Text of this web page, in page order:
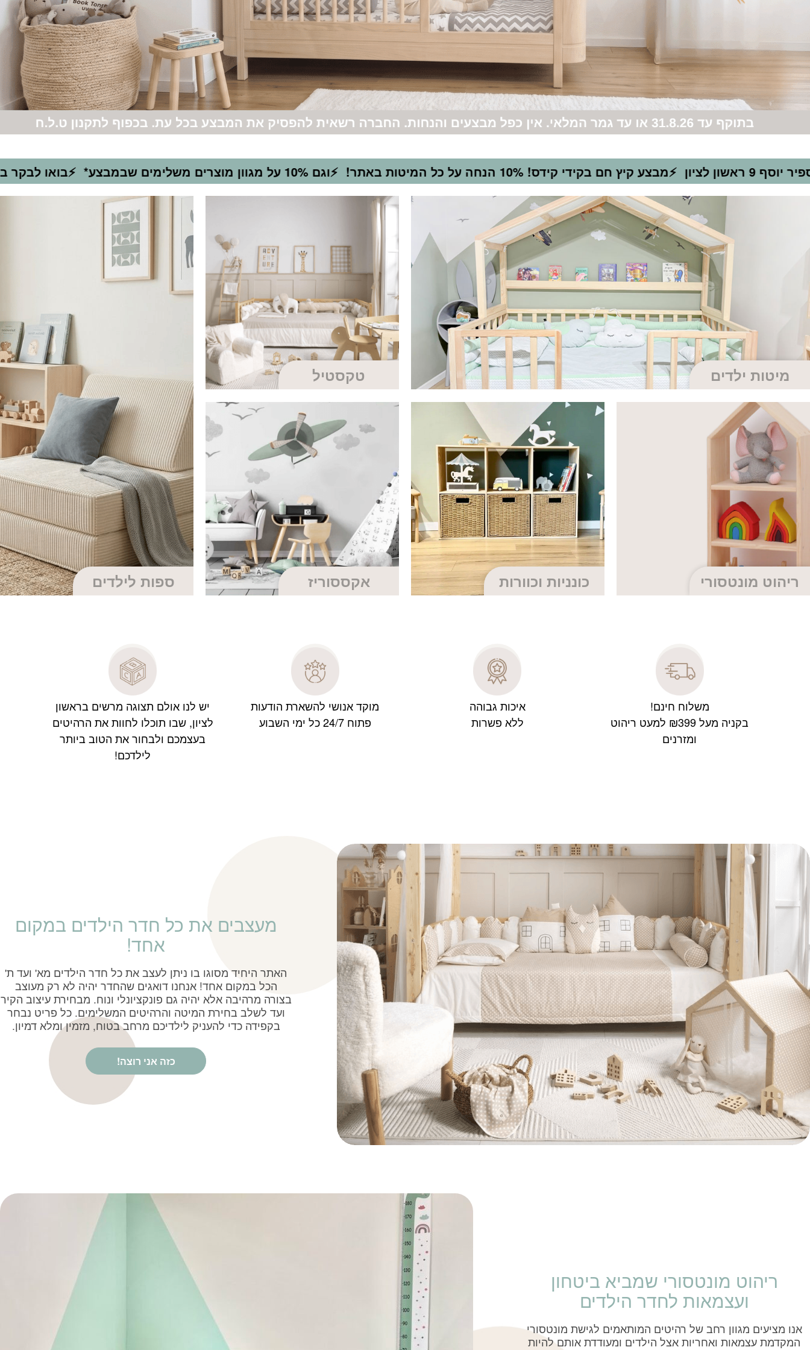
⚡מבצע קיץ חם בקידי קידס! 10% הנחה על כל המיטות באתר! ⚡וגם 10% על מגוון מוצרים משלימים שבמבצע* ⚡בואו לבקר באולם התצוגה שלנו ברחוב
מיטות ילדים טקסטיל
ספות לילדים ריהוט מונטסורי כונניות וכוורות אקססוריז
משלוח חינם!
בקניה מעל ₪399 למעט ריהוט
ומזרנים
איכות גבוהה
ללא פשרות
מוקד אנושי להשארת הודעות
פתוח 24/7 כל ימי השבוע
יש לנו אולם תצוגה מרשים בראשון
לציון, שבו תוכלו לחוות את הרהיטים
בעצמכם ולבחור את הטוב ביותר
לילדכם!
מעצבים את כל חדר הילדים במקום
אחד!
האתר היחיד מסוגו בו ניתן לעצב את כל חדר הילדים מא' ועד ת'
הכל במקום אחד! אנחנו דואגים שהחדר יהיה לא רק מעוצב
בצורה מרהיבה אלא יהיה גם פונקציונלי ונוח. מבחירת עיצוב הקיר
ועד לשלב בחירת המיטה והרהיטים המשלימים. כל פריט נבחר
בקפידה כדי להעניק לילדיכם מרחב בטוח, מזמין ומלא דמיון.
כזה אני רוצה!
ריהוט מונטסורי שמביא ביטחון
ועצמאות לחדר הילדים
אנו מציעים מגוון רחב של רהיטים המותאמים לגישת מונטסורי
המקדמת עצמאות ואחריות אצל הילדים ומעודדת אותם להיות